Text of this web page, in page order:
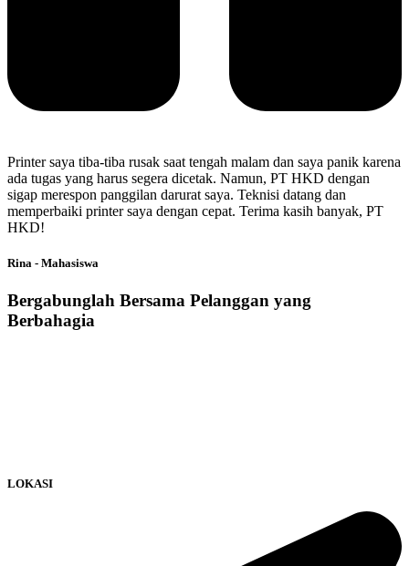
Printer saya tiba-tiba rusak saat tengah malam dan saya panik karena
ada tugas yang harus segera dicetak. Namun, PT HKD dengan
sigap merespon panggilan darurat saya. Teknisi datang dan
memperbaiki printer saya dengan cepat. Terima kasih banyak, PT
HKD!
Rina - Mahasiswa
Bergabunglah Bersama Pelanggan yang
Berbahagia
LOKASI